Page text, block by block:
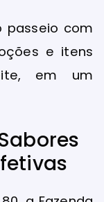
passeio com
e itens
em um